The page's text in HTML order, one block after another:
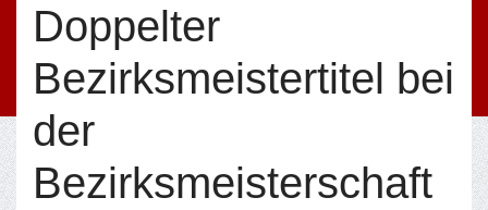
Doppelter
Bezirksmeistertitel bei
der
Bezirksmeisterschaft